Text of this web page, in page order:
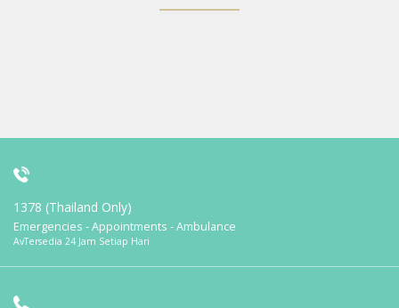
1378 (Thailand Only)
Emergencies - Appointments - Ambulance
AvTersedia 24 Jam Setiap Hari